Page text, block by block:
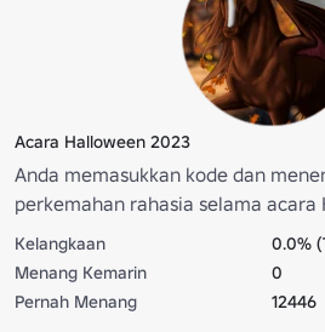
Acara Halloween 2023
Anda memasukkan kode dan
perkemahan rahasia selama acara
Kelangkaan
0.0%
Menang Kemarin
0
Pernah Menang
12446